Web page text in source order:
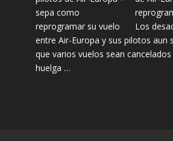
Los
entre Air-Europa y sus pilotos aun
que varios vuelos sean
huelga …